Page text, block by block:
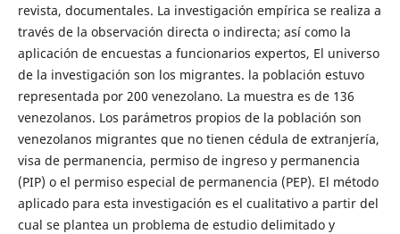
revista, documentales. La investigación empírica se realiza a
través de la observación directa o indirecta; así como la
aplicación de encuestas a funcionarios expertos, El universo
de la investigación son los migrantes. la población estuvo
representada por 200 venezolano. La muestra es de 136
venezolanos. Los parámetros propios de la población son
venezolanos migrantes que no tienen cédula de extranjería,
visa de permanencia, permiso de ingreso y permanencia
(PIP) o el permiso especial de permanencia (PEP). El método
aplicado para esta investigación es el cualitativo a partir del
cual se plantea un problema de estudio delimitado y